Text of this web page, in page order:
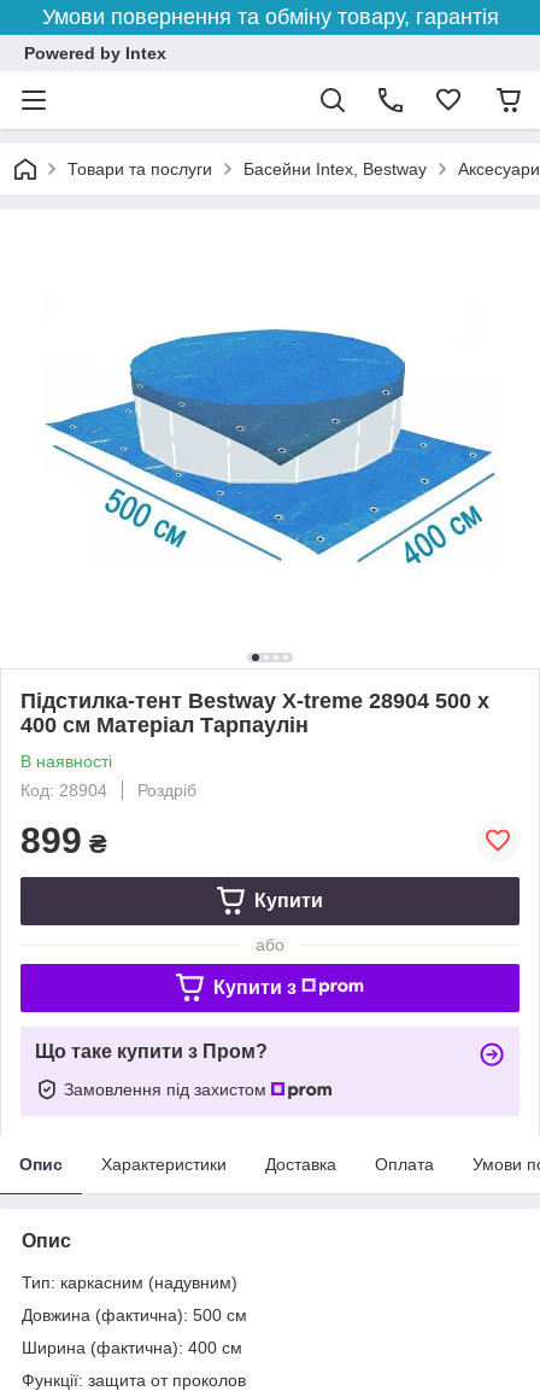
Умови повернення та обміну товару, гарантія
Powered by Intex
Товари та послуги Басейни Intex, Bestway
Підстилка-тент Bestway X-treme 28904 500 х
400 см Матеріал Тарпаулін
В наявності
Код: 28904
Роздріб
899 ₴
Купити
або
Купити з
Що таке купити з Пром?
Замовлення під захистом
Опис Характеристики Доставка Оплата Умови
Опис
Тип: каркасним (надувним)
Довжина (фактична): 500 см
Ширина (фактична): 400 см
Функції: защита от проколов